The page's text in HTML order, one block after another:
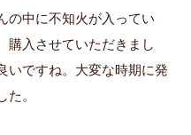
の中に不知火が入ってい
購入させていただきまし
いですね。大変な時期に発
。